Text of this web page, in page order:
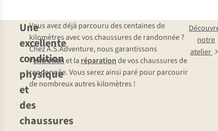
Une
excellente
condition
physique
et
des
chaussures
Vous avez déjà parcouru des centaines de
kilomètres avec vos chaussures de randonnée ?
Chez A.S.Adventure, nous garantissons
l’entretienet la réparationde vos chaussures de
randonnée. Vous serez ainsi paré pour parcourir
de nombreux autres kilomètres !
notre
atelier